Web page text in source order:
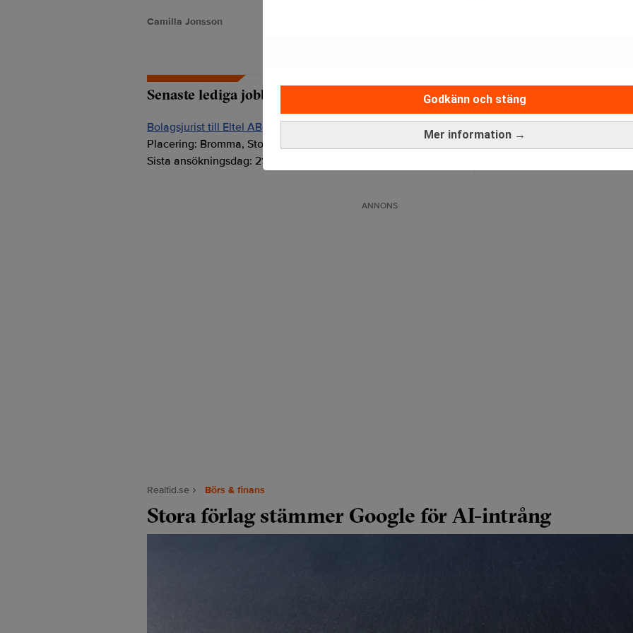
Mer information →
Godkänn och stäng
Camilla Jonsson
Senaste lediga jobben
Bolagsjurist till Eltel AB
Placering: Bromma, Stockholm
Sista ansökningsdag: 21/08/2026
Medarbetare inom Intern
Sista ansökningsdag:13/06/
ANNONS
Realtid.se Börs & finans
Stora förlag stämmer Google för AI-intrång